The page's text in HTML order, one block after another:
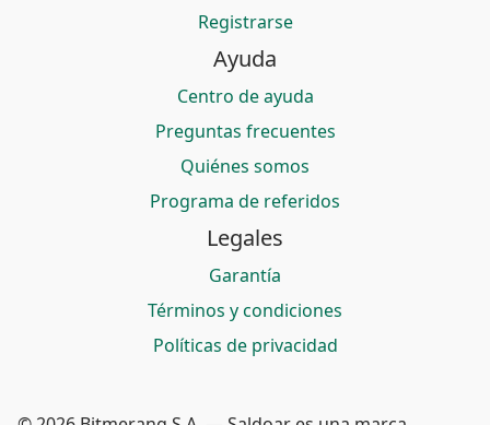
Registrarse
Ayuda
Centro de ayuda
Preguntas frecuentes
Quiénes somos
Programa de referidos
Legales
Garantía
Términos y condiciones
Políticas de privacidad